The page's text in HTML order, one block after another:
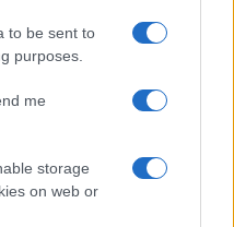
to be sent to
purposes.
me
storage
on web or